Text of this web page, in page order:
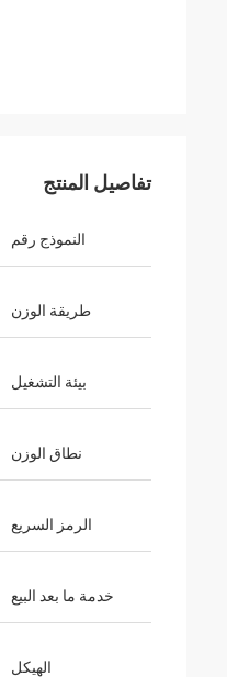
تفاصيل المنتج
النموذج رقم
طريقة الوزن
بيئة التشغيل
نطاق الوزن
الرمز السريع
خدمة ما بعد البيع
الهيكل